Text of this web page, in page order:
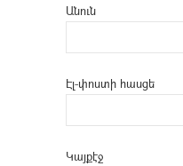
Անուն
Էլ-փոստի հասցե
Կայքէջ